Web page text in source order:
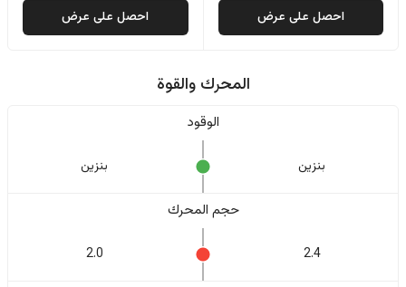
احصل على عرض احصل على عرض
المحرك والقوة
الوقود
بنزين بنزين
حجم المحرك
2.4
2.0